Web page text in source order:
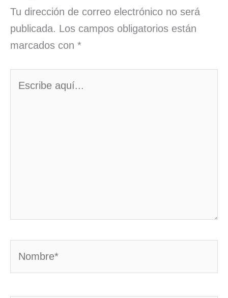
Tu dirección de correo electrónico no será
publicada. Los campos obligatorios están
marcados con *